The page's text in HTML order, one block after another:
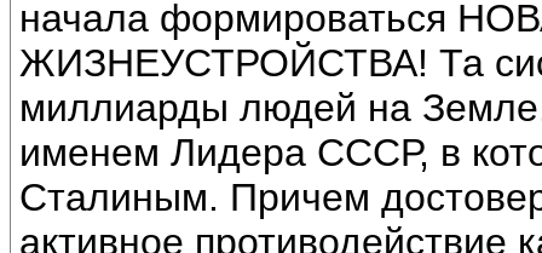
начала формироваться
ЖИЗНЕУСТРОЙСТВА! Та
миллиарды людей на
именем Лидера СССР, в
Сталиным. Причем
активное противодействие